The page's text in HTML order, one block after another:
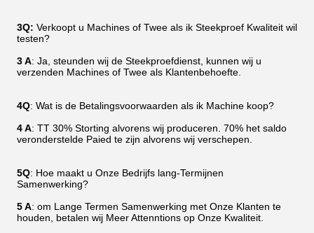
3Q: Verkoopt u Machines of Twee als ik Steekproef Kwaliteit wil
testen?
3 A: Ja, steunden wij de Steekproefdienst, kunnen wij u
verzenden Machines of Twee als Klantenbehoefte.
4Q: Wat is de Betalingsvoorwaarden als ik Machine koop?
4 A: TT 30% Storting alvorens wij produceren. 70% het saldo
veronderstelde Paied te zijn alvorens wij verschepen.
5Q: Hoe maakt u Onze Bedrijfs lang-Termijnen
Samenwerking?
5 A: om Lange Termen Samenwerking met Onze Klanten te
houden, betalen wij Meer Attenntions op Onze Kwaliteit.